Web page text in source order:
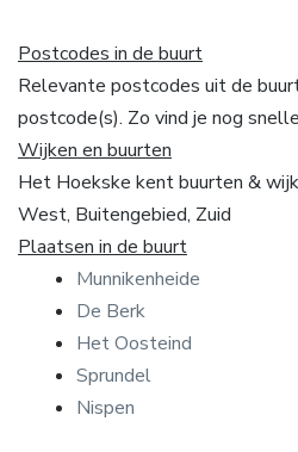
Postcodes in de buurt
Relevante postcodes uit de
postcode(s). Zo vind je nog
Wijken en buurten
Het Hoekske kent buurten &
West, Buitengebied, Zuid
Plaatsen in de buurt
Munnikenheide
De Berk
Het Oosteind
Sprundel
Nispen